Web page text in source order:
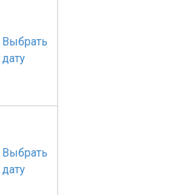
Выбрать
дату
Выбрать
дату